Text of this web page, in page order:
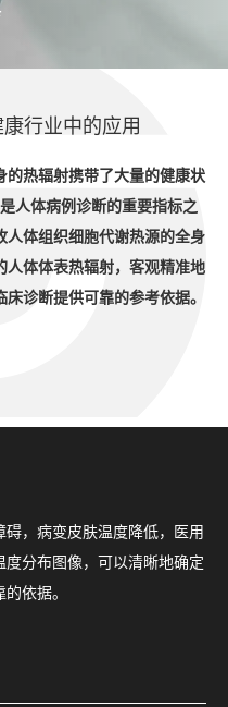
行业中的应用
的热辐射携带了大量的健康状
人体病例诊断的重要指标之
人体组织细胞代谢热源的全身
人体体表热辐射，客观精准地
诊断提供可靠的参考依据。
，病变皮肤温度降低，医用
分布图像，可以清晰地确定
依据。